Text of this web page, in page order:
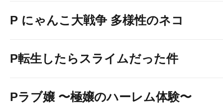
P にゃんこ大戦争 多様性のネコ
P転生したらスライムだった件
Pラブ嬢 〜極嬢のハーレム体験〜